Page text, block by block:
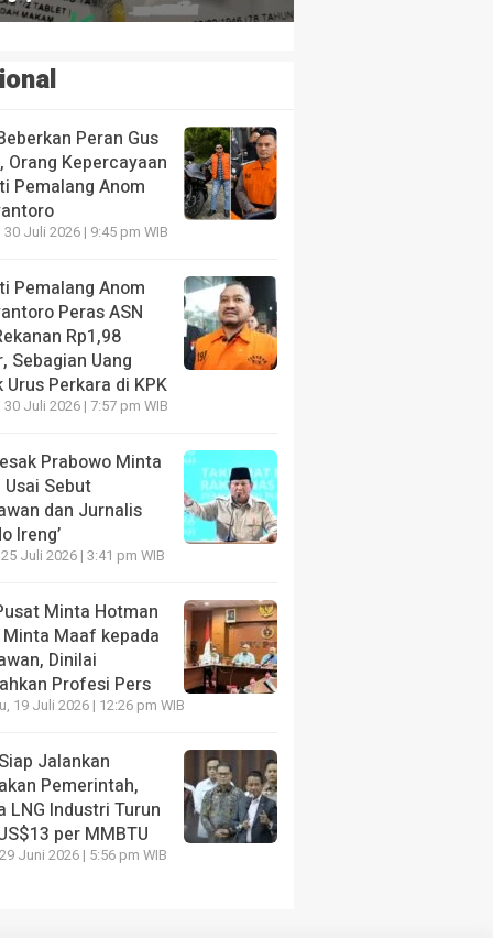
Peran Gus
Orang Kepercayaan
Pemalang Anom
30 Juli 2026 | 9:45 pm WIB
Pemalang Anom
Peras ASN
Rp1,98
Sebagian Uang
Urus Perkara di KPK
30 Juli 2026 | 7:57 pm WIB
Prabowo Minta
Sebut
dan Jurnalis
Ireng’
Juli 2026 | 3:41 pm WIB
Minta Hotman
Maaf kepada
Dinilai
Profesi Pers
19 Juli 2026 | 12:26 pm WIB
Jalankan
Pemerintah,
LNG Industri Turun
per MMBTU
Juni 2026 | 5:56 pm WIB